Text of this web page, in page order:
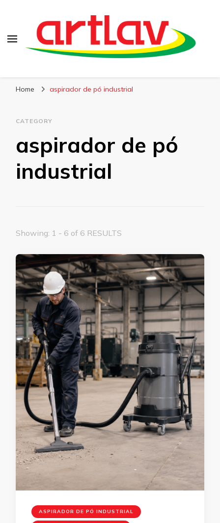
Home aspirador de pó industrial
CATEGORY
aspirador de pó
industrial
Showing: 1 - 6 of 6 RESULTS
ASPIRADOR DE PÓ INDUSTRIAL